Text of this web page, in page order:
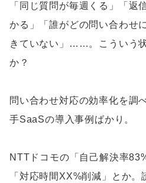
「同じ質問が毎週くる」「返
かる」「誰がどの問い合わせ
きていない」……。こういう
か？
問い合わせ対応の効率化を調
手SaaSの導入事例ばかり。
NTTドコモの「自己解決率
「対応時間XX%削減」とか。